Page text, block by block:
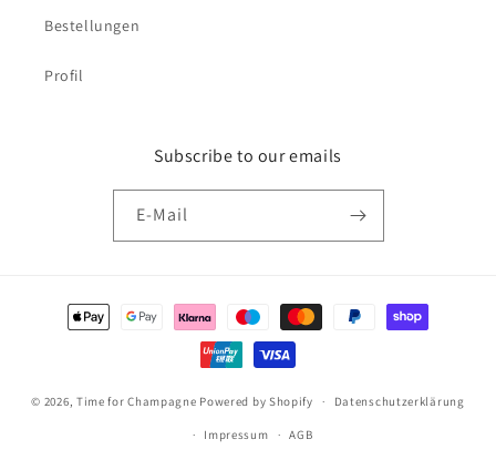
Bestellungen
Profil
Subscribe to our emails
E-Mail
Zahlungsmethoden
© 2026, Time for Champagne Powered by Shopify Datenschutzerklärung
Impressum AGB